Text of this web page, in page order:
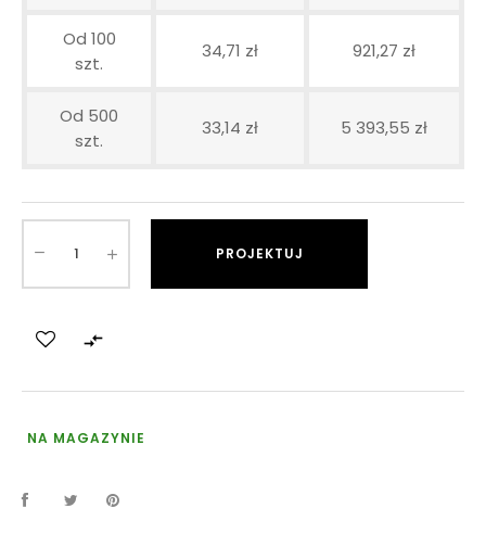
Od 100
szt.
34,71 zł 921,27 zł
Od 500
szt.
33,14 zł 5 393,55 zł
PROJEKTUJ

NA MAGAZYNIE